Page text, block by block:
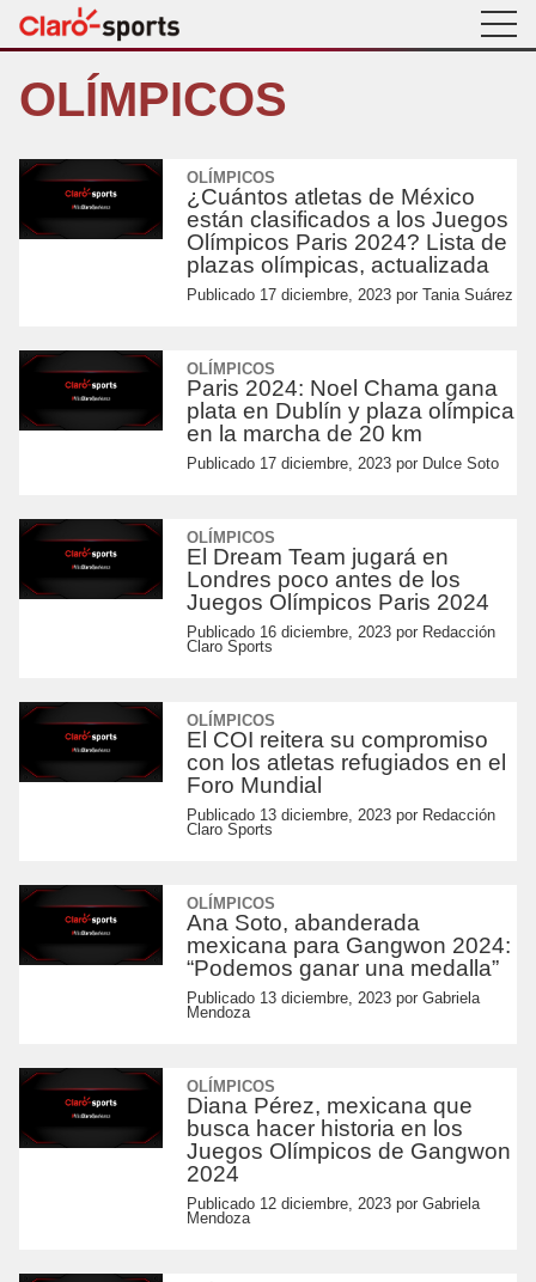
OLÍMPICOS
OLÍMPICOS
¿Cuántos atletas de México
están clasificados a los Juegos
Olímpicos Paris 2024? Lista de
plazas olímpicas, actualizada
Publicado 17 diciembre, 2023por Tania Suárez
OLÍMPICOS
Paris 2024: Noel Chama gana
plata en Dublín y plaza olímpica
en la marcha de 20 km
Publicado 17 diciembre, 2023por Dulce Soto
OLÍMPICOS
El Dream Team jugará en
Londres poco antes de los
Juegos Olímpicos Paris 2024
Publicado 16 diciembre, 2023por Redacción
Claro Sports
OLÍMPICOS
El COI reitera su compromiso
con los atletas refugiados en el
Foro Mundial
Publicado 13 diciembre, 2023por Redacción
Claro Sports
OLÍMPICOS
Ana Soto, abanderada
mexicana para Gangwon 2024:
“Podemos ganar una medalla”
Publicado 13 diciembre, 2023por Gabriela
Mendoza
OLÍMPICOS
Diana Pérez, mexicana que
busca hacer historia en los
Juegos Olímpicos de Gangwon
2024
Publicado 12 diciembre, 2023por Gabriela
Mendoza